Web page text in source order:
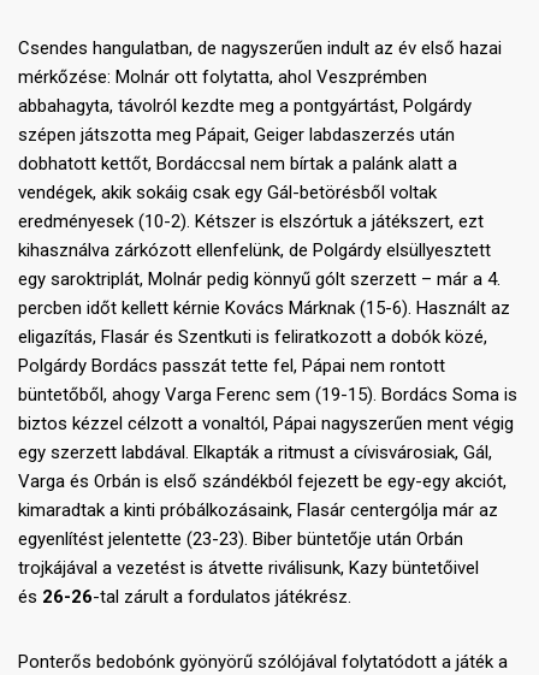
Csendes hangulatban, de nagyszerűen indult az év első hazai
mérkőzése: Molnár ott folytatta, ahol Veszprémben
abbahagyta, távolról kezdte meg a pontgyártást, Polgárdy
szépen játszotta meg Pápait, Geiger labdaszerzés után
dobhatott kettőt, Bordáccsal nem bírtak a palánk alatt a
vendégek, akik sokáig csak egy Gál-betörésből voltak
eredményesek (10-2). Kétszer is elszórtuk a játékszert, ezt
kihasználva zárkózott ellenfelünk, de Polgárdy elsüllyesztett
egy saroktriplát, Molnár pedig könnyű gólt szerzett – már a 4.
percben időt kellett kérnie Kovács Márknak (15-6). Használt az
eligazítás, Flasár és Szentkuti is feliratkozott a dobók közé,
Polgárdy Bordács passzát tette fel, Pápai nem rontott
büntetőből, ahogy Varga Ferenc sem (19-15). Bordács Soma is
biztos kézzel célzott a vonaltól, Pápai nagyszerűen ment végig
egy szerzett labdával. Elkapták a ritmust a cívisvárosiak, Gál,
Varga és Orbán is első szándékból fejezett be egy-egy akciót,
kimaradtak a kinti próbálkozásaink, Flasár centergólja már az
egyenlítést jelentette (23-23). Biber büntetője után Orbán
trojkájával a vezetést is átvette riválisunk, Kazy büntetőivel
és 26-26-tal zárult a fordulatos játékrész.
Ponterős bedobónk gyönyörű szólójával folytatódott a játék a